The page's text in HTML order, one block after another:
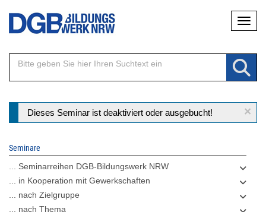
Direkt
Inhalt
×
Statusmeldung
Dieses Seminar ist deaktiviert oder ausgebucht!
Seminare
... Seminarreihen DGB-Bildungswerk NRW
... in Kooperation mit Gewerkschaften
... nach Zielgruppe
... nach Thema